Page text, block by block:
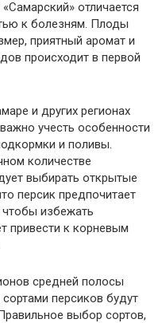
отличается
к болезням. Плоды
приятный аромат и
происходит в первой
и других регионах
учесть особенности
и поливы.
количестве
выбирать открытые
персик предпочитает
избежать
привести к корневым
средней полосы
персиков будут
выбор сортов,